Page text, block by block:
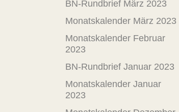
BN-Rundbrief März 2023
Monatskalender März 2023
Monatskalender Februar
2023
BN-Rundbrief Januar 2023
Monatskalender Januar
2023